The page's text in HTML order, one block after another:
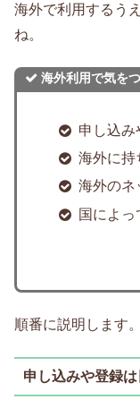
海外で利用するう
ね。
海外利用で気を
申し込み
海外に持
海外のネ
国によ
順番に説明します。
申し込みや登録